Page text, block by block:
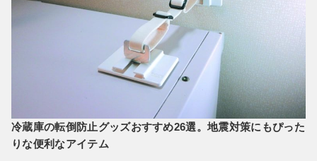
冷蔵庫の転倒防止グッズおすすめ26選。地震対策にもぴった
りな便利なアイテム